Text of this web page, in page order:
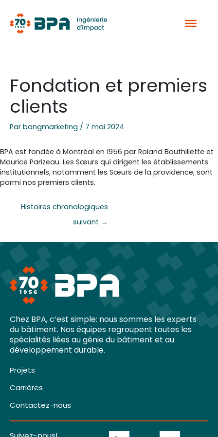
contenu
Fondation et premiers
clients
Par bangmarketing / 7 mai 2024
BPA est fondée à Montréal en 1956 par Roland Bouthillette et
Maurice Parizeau. Les Sœurs qui dirigent les établissements
institutionnels, notamment les Sœurs de la providence, sont
parmi nos premiers clients.
Histoires chronologiques
suivant →
Chez BPA, c’est simple: nous sommes les experts
du bâtiment. Nos équipes regroupent toutes les
spécialités liées au génie du bâtiment et au
développement durable.
Projets
Carrières
Contactez-nous